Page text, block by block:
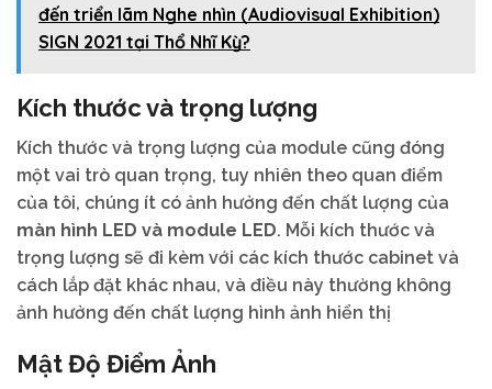
đến triển lãm Nghe nhìn (Audiovisual Exhibition)
SIGN 2021 tại Thổ Nhĩ Kỳ?
Kích thước và trọng lượng
Kích thước và trọng lượng của module cũng đóng
một vai trò quan trọng, tuy nhiên theo quan điểm
của tôi, chúng ít có ảnh hưởng đến chất lượng của
màn hình LED và module LED. Mỗi kích thước và
trọng lượng sẽ đi kèm với các kích thước cabinet và
cách lắp đặt khác nhau, và điều này thường không
ảnh hưởng đến chất lượng hình ảnh hiển thị
Mật Độ Điểm Ảnh